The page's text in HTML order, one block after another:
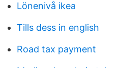
Lönenivå ikea
Tills dess in english
Road tax payment